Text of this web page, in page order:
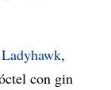
Ladyhawk,
con gin